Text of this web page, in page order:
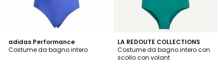
adidas Performance
Costume da bagno intero
LA REDOUTE COLLECTIONS
Costume da bagno intero con
scollo con volant
4
/
5